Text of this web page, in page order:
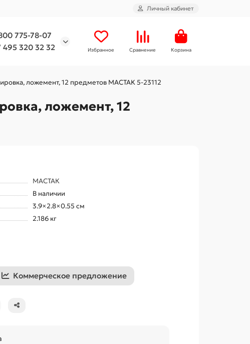
Личный кабинет
775-78-07
495 320 32 32
Избранное Сравнение Корзина
ложемент, 12 предметов МАСТАК 5-23112
ложемент, 12
МАСТАК
В наличии
3.9×2.8×0.55 см
2.186 кг
Коммерческое предложение